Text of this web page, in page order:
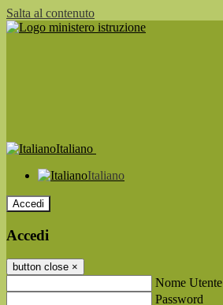
Salta al contenuto
Italiano
Italiano
Accedi
Accedi
button close ×
Nome Utente
Password